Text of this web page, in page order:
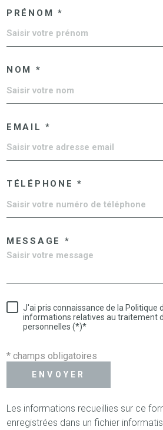
PRÉNOM *
NOM *
EMAIL *
TÉLÉPHONE *
MESSAGE *
J'ai pris connaissance de la Politique
informations relatives au traitement
personnelles (*)*
* champs obligatoires
ENVOYER
Les informations recueillies sur ce
enregistrées dans un fichier